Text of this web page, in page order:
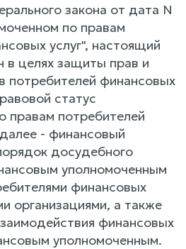
закона от дата N
по правам
услуг", настоящий
в целях защиты прав и
потребителей финансовых
статус
правам потребителей
- финансовый
досудебного
уполномоченным
финансовых
организациями, а также
финансовых
уполномоченным.